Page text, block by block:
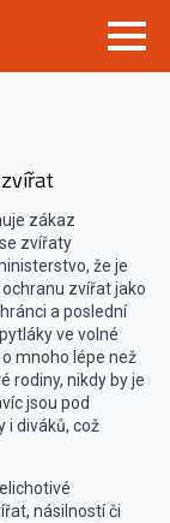
zákaz
zvířaty
že je
zvířat jako
a poslední
ve volné
mnoho lépe než
rodiny, nikdy by je
jsou pod
i diváků, což
násilností či